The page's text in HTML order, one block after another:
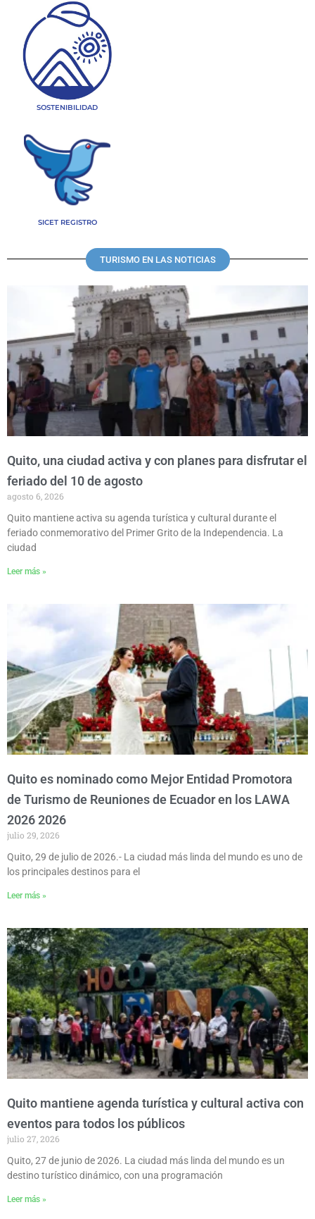
SOSTENIBILIDAD
SICET REGISTRO
TURISMO EN LAS NOTICIAS
Quito, una ciudad activa y con planes para disfrutar el
feriado del 10 de agosto
agosto 6, 2026
Quito mantiene activa su agenda turística y cultural durante el
feriado conmemorativo del Primer Grito de la Independencia. La
ciudad
Leer más »
Quito es nominado como Mejor Entidad Promotora
de Turismo de Reuniones de Ecuador en los LAWA
2026 2026
julio 29, 2026
Quito, 29 de julio de 2026.- La ciudad más linda del mundo es uno de
los principales destinos para el
Leer más »
Quito mantiene agenda turística y cultural activa con
eventos para todos los públicos
julio 27, 2026
Quito, 27 de junio de 2026. La ciudad más linda del mundo es un
destino turístico dinámico, con una programación
Leer más »
P
a
g
e
P
a
e
P
a
g
e
P
a
g
e
P
a
g
e